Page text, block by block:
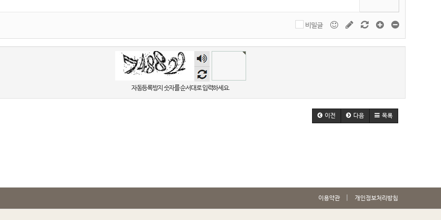
비밀글
숫자
음성
듣기
자동등록방지 숫자를 순서대로 입력하세요.
이전 다음 목록
이용약관 개인정보처리방침